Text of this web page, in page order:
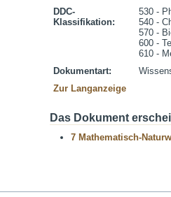
DDC-
Klassifikation:
530 -
540 -
570 -
600 -
610 -
Dokumentart:
Zur Langanzeige
Das Dokument
7 Mathematisch-